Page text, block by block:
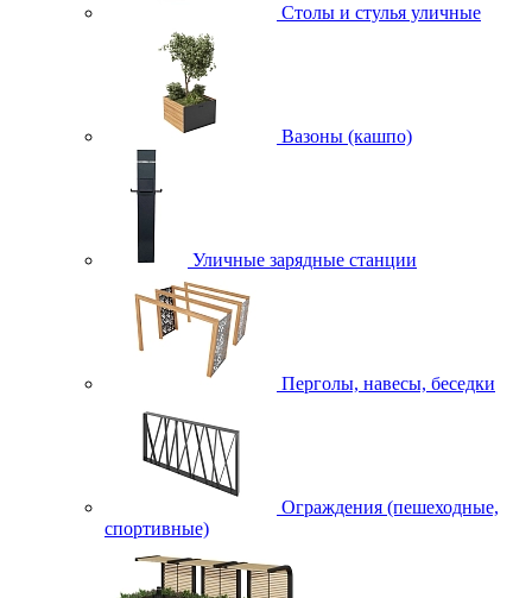
Столы и стулья уличные
Вазоны (кашпо)
Уличные зарядные станции
Перголы, навесы, беседки
Ограждения (пешеходные,
спортивные)